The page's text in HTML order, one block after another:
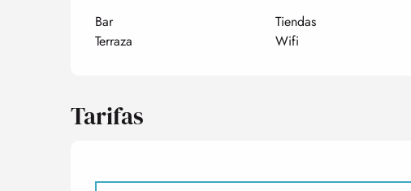
Bar Tiendas
Terraza
Wifi
Tarifas